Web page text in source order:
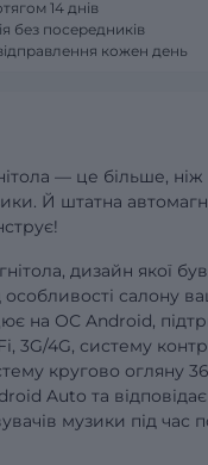
— це більше,
Й штатна
дизайн якої
салону
на ОС Android,
3G/4G, систему
кругово огляну
Auto та
музики під час
14 днів
без посередників
кожен день